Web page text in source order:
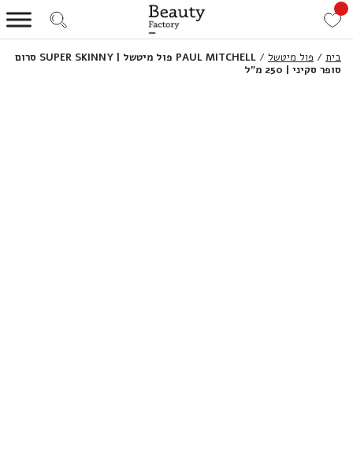
בית / פול מיטשל /
PAUL MITCHELL פול מיטשל | SUPER SKINNY סרום
סופר סקיני | 250 מ”ל